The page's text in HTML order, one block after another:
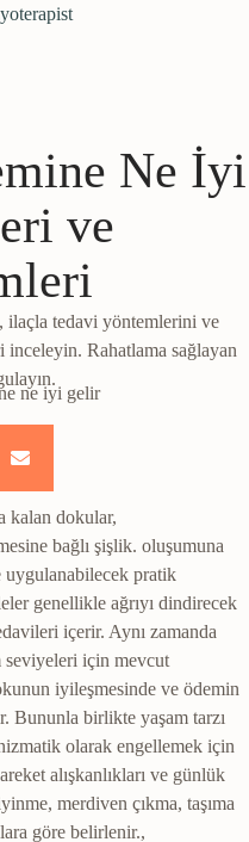
Ne İyi
ve
ilaçla tedavi yöntemlerini ve
Rahatlama sağlayan
kalan dokular,
bağlı şişlik. oluşumuna
uygulanabilecek pratik
genellikle ağrıyı dindirecek
içerir. Aynı zamanda
seviyeleri için mevcut
iyileşmesinde ve ödemin
Bununla birlikte yaşam tarzı
olarak engellemek için
alışkanlıkları ve günlük
merdiven çıkma, taşıma
göre belirlenir.,